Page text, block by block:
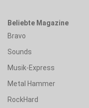
Beliebte Magazine
Bravo
Sounds
Musik-Express
Metal Hammer
RockHard